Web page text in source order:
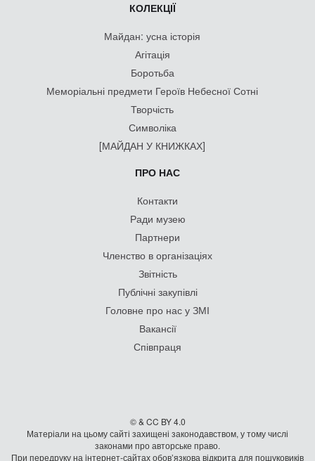
КОЛЕКЦІЇ
Майдан: усна історія
Агітація
Боротьба
Меморіальні предмети Героїв Небесної Сотні
Творчість
Символіка
[МАЙДАН У КНИЖКАХ]
ПРО НАС
Контакти
Ради музею
Партнери
Членство в організаціях
Звітність
Публічні закупівлі
Головне про нас у ЗМІ
Вакансії
Співпраця
© & CC BY 4.0
Матеріали на цьому сайті захищені законодавством, у тому числі
законами про авторське право.
При передруку на iнтернет-сайтах обов’язкова відкрита для пошуковиків